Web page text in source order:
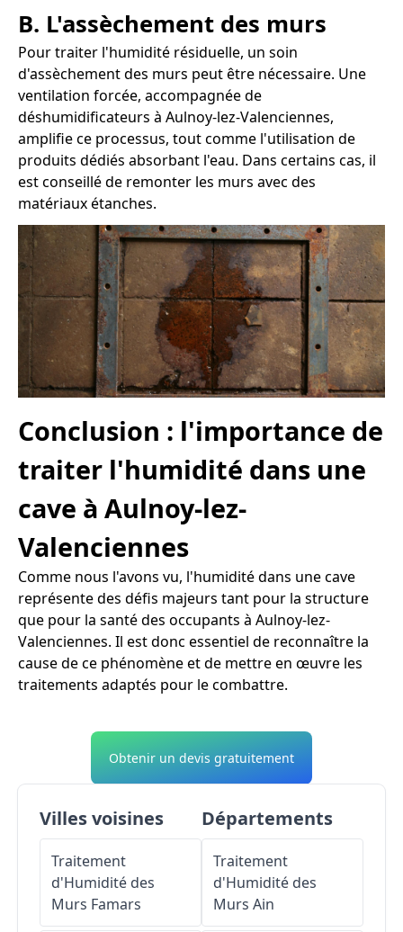
B. L'assèchement des murs
Pour traiter l'humidité résiduelle, un soin
d'assèchement des murs peut être nécessaire. Une
ventilation forcée, accompagnée de
déshumidificateurs à Aulnoy-lez-Valenciennes,
amplifie ce processus, tout comme l'utilisation de
produits dédiés absorbant l'eau. Dans certains cas, il
est conseillé de remonter les murs avec des
matériaux étanches.
Conclusion : l'importance de
traiter l'humidité dans une
cave à Aulnoy-lez-
Valenciennes
Comme nous l'avons vu, l'humidité dans une cave
représente des défis majeurs tant pour la structure
que pour la santé des occupants à Aulnoy-lez-
Valenciennes. Il est donc essentiel de reconnaître la
cause de ce phénomène et de mettre en œuvre les
traitements adaptés pour le combattre.
Obtenir un devis gratuitement
Villes voisines
Traitement
d'Humidité des
Murs Famars
Départements
Traitement
d'Humidité des
Murs Ain